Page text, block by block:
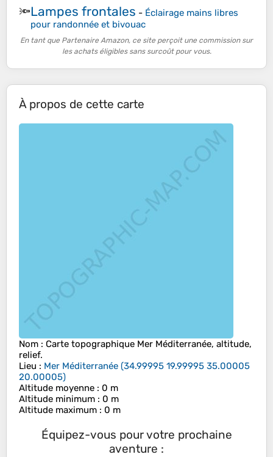
🔦Lampes frontales - Éclairage mains libres
pour randonnée et bivouac
En tant que Partenaire Amazon, ce site perçoit une commission sur
les achats éligibles sans surcoût pour vous.
À propos de cette carte
Nom : Carte topographique Mer Méditerranée, altitude,
relief.
Lieu : Mer Méditerranée (34.99995 19.99995 35.00005
20.00005)
Altitude moyenne : 0 m
Altitude minimum : 0 m
Altitude maximum : 0 m
Équipez-vous pour votre prochaine
aventure :